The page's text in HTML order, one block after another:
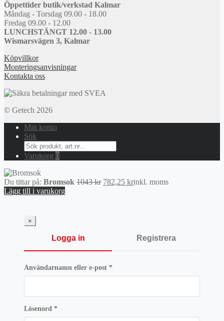
Öppettider butik/verkstad Kalmar
Måndag - Torsdag 09.00 - 18.00
Fredag 09.00 - 12.00
LUNCHSTÄNGT 12.00 - 13.00
Wismarsvägen 3, Kalmar
Köpvillkor
Monteringsanvisningar
Kontakta oss
© Getech 2026
Mitt konto
Sök
Search
for:
Varukorg 0
Du tittar på: Bromsok 1043kr Det
782,25 krDet
inkl. moms
Lägg till i varukorg
×
Logga in Registrera
Användarnamn eller e-post *Obligatoriskt
Lösenord *Obligatoriskt